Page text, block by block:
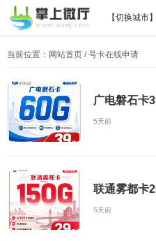
【切换城市】
当前位置： 网站首页 / 号卡在线申请
广电磐石卡
5天前
联通雾都卡
5天前